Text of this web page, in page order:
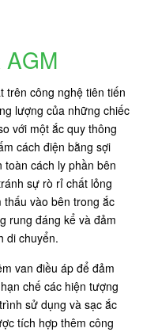
AGM
trên công nghệ tiên tiến
lượng của những chiếc
với một ắc quy thông
cách điện bằng sợi
cách ly phần bên
sự rò rỉ chất lỏng
vào bên trong ắc
rung đáng kể và đảm
di chuyển.
van điều áp để đảm
chế các hiện tượng
sử dụng và sạc ắc
tích hợp thêm công